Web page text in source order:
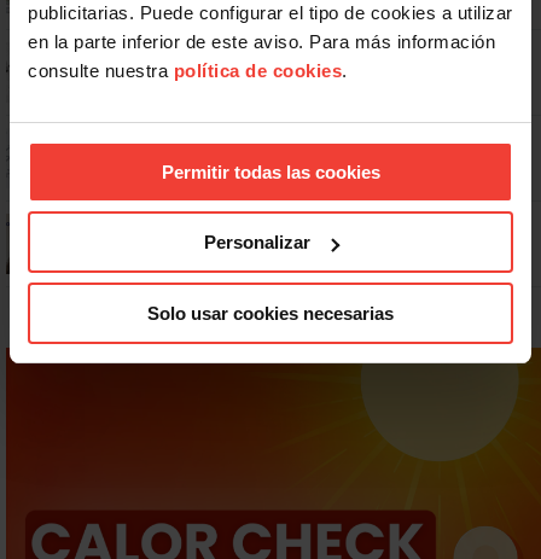
publicitarias. Puede configurar el tipo de cookies a utilizar
en la parte inferior de este aviso. Para más información
consulte nuestra política de cookies.
Permitir todas las cookies
Personalizar
Solo usar cookies necesarias
No: si un festivo cae en sábado, no tienen por qué darte un día
libre